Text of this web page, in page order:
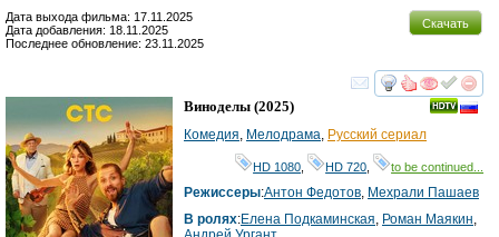
Скачать
Дата выхода фильма: 17.11.2025
Дата добавления: 18.11.2025
Последнее обновление: 23.11.2025
смотреть
Виноделы (2025)
Комедия, Мелодрама, Русский сериал
HD 1080 HD 720 to be continued...
Режиссеры:Антон Федотов, Мехрали Пашаев
В ролях:Елена Подкаминская, Роман Маякин,